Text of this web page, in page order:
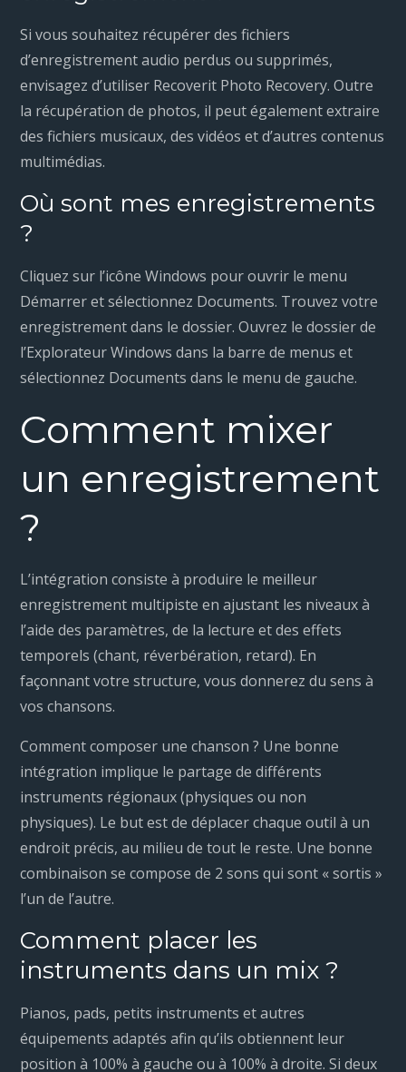
Si vous souhaitez récupérer des fichiers
d’enregistrement audio perdus ou supprimés,
envisagez d’utiliser Recoverit Photo Recovery. Outre
la récupération de photos, il peut également extraire
des fichiers musicaux, des vidéos et d’autres contenus
multimédias.
Où sont mes enregistrements
?
Cliquez sur l’icône Windows pour ouvrir le menu
Démarrer et sélectionnez Documents. Trouvez votre
enregistrement dans le dossier. Ouvrez le dossier de
l’Explorateur Windows dans la barre de menus et
sélectionnez Documents dans le menu de gauche.
Comment mixer
un enregistrement
?
L’intégration consiste à produire le meilleur
enregistrement multipiste en ajustant les niveaux à
l’aide des paramètres, de la lecture et des effets
temporels (chant, réverbération, retard). En
façonnant votre structure, vous donnerez du sens à
vos chansons.
Comment composer une chanson ? Une bonne
intégration implique le partage de différents
instruments régionaux (physiques ou non
physiques). Le but est de déplacer chaque outil à un
endroit précis, au milieu de tout le reste. Une bonne
combinaison se compose de 2 sons qui sont « sortis »
l’un de l’autre.
Comment placer les
instruments dans un mix ?
Pianos, pads, petits instruments et autres
équipements adaptés afin qu’ils obtiennent leur
position à 100% à gauche ou à 100% à droite. Si deux